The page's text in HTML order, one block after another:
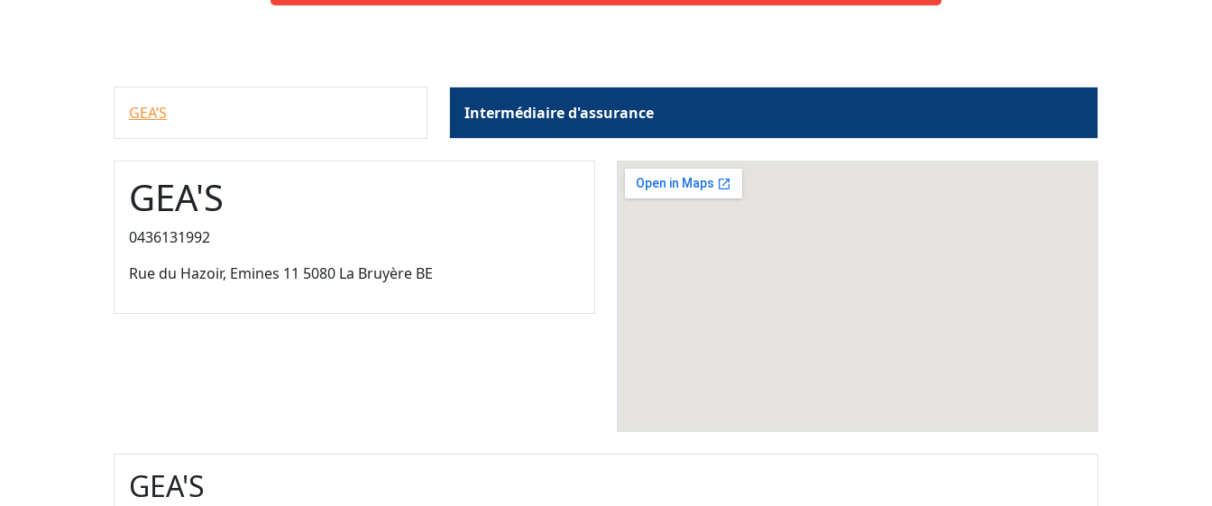
GEA’S Intermédiaire d'assurance
GEA'S
0436131992
Rue du Hazoir, Emines 11 5080 La Bruyère BE
GEA'S